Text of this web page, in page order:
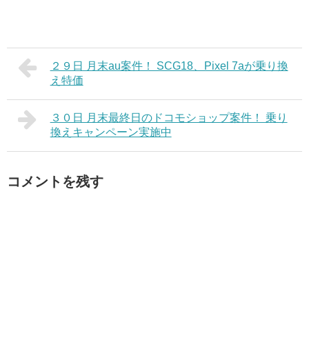
２９日 月末au案件！ SCG18、Pixel 7aが乗り換
え特価
３０日 月末最終日のドコモショップ案件！ 乗り
換えキャンペーン実施中
コメントを残す